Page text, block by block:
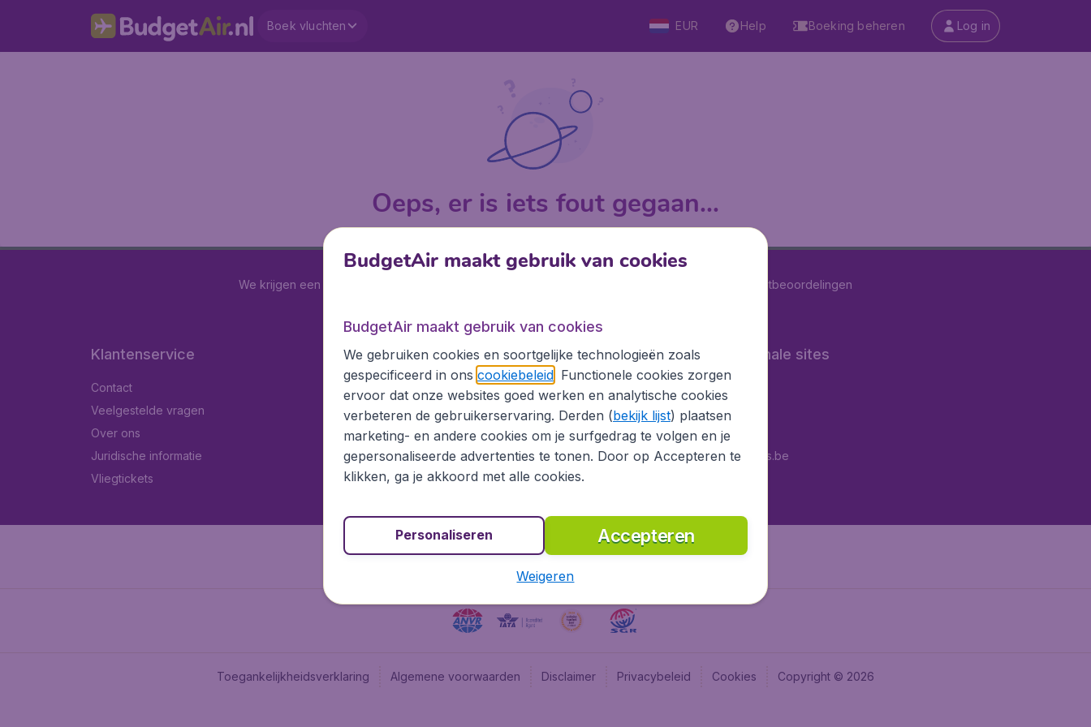
Boek vluchten EUR Help Boeking beheren Log in
Oeps, er is iets fout gegaan...
We krijgen een klantbeoordelingen
Klantenservice
Contact
Veelgestelde vragen
Over ons
Juridische informatie
Vliegtickets
Internationale sites
Vol pas cher (FR)
Cheap flights (UK)
Vuelos baratos (ES)
Internationale sites
BudgetAir.it
Flugladen.de
Flugladen.at
CheapTickets.be
Toegankelijkheidsverklaring Algemene voorwaarden Disclaimer Privacybeleid Cookies Copyright © 2026
BudgetAir maakt gebruik van cookies
BudgetAir maakt gebruik van cookies
We gebruiken cookies en soortgelijke technologieën zoals
gespecificeerd in ons cookiebeleid. Functionele cookies zorgen
ervoor dat onze websites goed werken en analytische cookies
verbeteren de gebruikerservaring. Derden (bekijk lijst) plaatsen
marketing- en andere cookies om je surfgedrag te volgen en je
gepersonaliseerde advertenties te tonen. Door op Accepteren te
klikken, ga je akkoord met alle cookies.
Accepteren
Personaliseren
Weigeren